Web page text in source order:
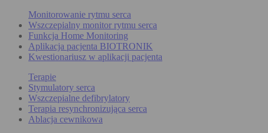
Monitorowanie rytmu serca
Wszczepialny monitor rytmu serca
Funkcja Home Monitoring
Aplikacja pacjenta BIOTRONIK
Kwestionariusz w aplikacji pacjenta
Terapie
Stymulatory serca
Wszczepialne defibrylatory
Terapia resynchronizująca serca
Ablacja cewnikowa